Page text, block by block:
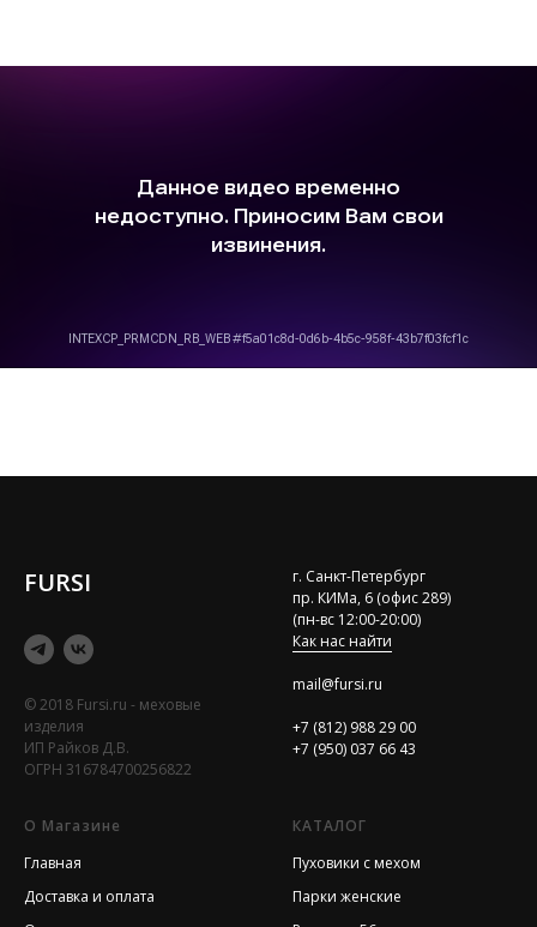
FURSI
© 2018 Fursi.ru - меховые
изделия
ИП Райков Д.В.
ОГРН 316784700256822
г. Санкт-Петербург
пр. КИМа, 6 (офис 289)
(пн-вс 12:00-20:00)
Как нас найти
mail@fursi.ru
+7 (812) 988 29 00
+7 (950) 037 66 43
О Магазине
Главная
Доставка и оплата
КАТАЛОГ
Пуховики с мехом
Парки женские